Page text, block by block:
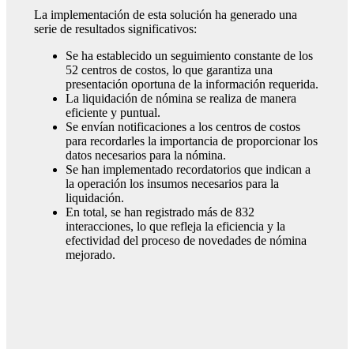
La implementación de esta solución ha generado una
serie de resultados significativos:
Se ha establecido un seguimiento constante de los
52 centros de costos, lo que garantiza una
presentación oportuna de la información requerida.
La liquidación de nómina se realiza de manera
eficiente y puntual.
Se envían notificaciones a los centros de costos
para recordarles la importancia de proporcionar los
datos necesarios para la nómina.
Se han implementado recordatorios que indican a
la operación los insumos necesarios para la
liquidación.
En total, se han registrado más de 832
interacciones, lo que refleja la eficiencia y la
efectividad del proceso de novedades de nómina
mejorado.